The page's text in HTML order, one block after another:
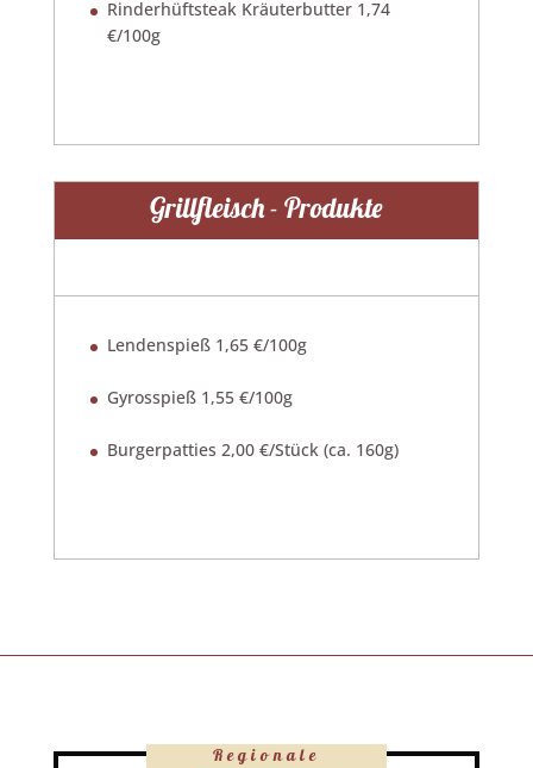
Rinderhüftsteak Kräuterbutter 1,74
€/100g
Grillfleisch - Produkte
Lendenspieß 1,65 €/100g
Gyrosspieß 1,55 €/100g
Burgerpatties 2,00 €/Stück (ca. 160g)
Regionale